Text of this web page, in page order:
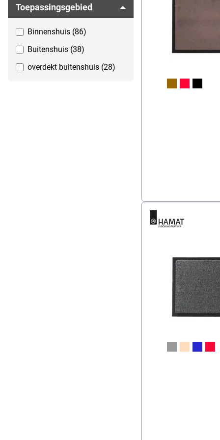
90x300 cm (2)
90x600 cm (2)
90x60 cm (2)
Toepassingsgebied
Binnenshuis (86)
Buitenshuis (38)
overdekt buitenshuis (28)